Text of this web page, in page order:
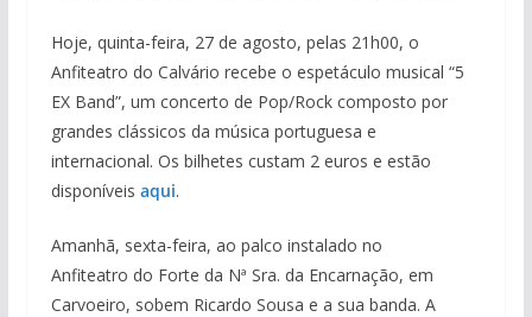
Hoje, quinta-feira, 27 de agosto, pelas 21h00, o
Anfiteatro do Calvário recebe o espetáculo musical “5
EX Band”, um concerto de Pop/Rock composto por
grandes clássicos da música portuguesa e
internacional. Os bilhetes custam 2 euros e estão
disponíveis aqui.
Amanhã, sexta-feira, ao palco instalado no
Anfiteatro do Forte da Nª Sra. da Encarnação, em
Carvoeiro, sobem Ricardo Sousa e a sua banda. A